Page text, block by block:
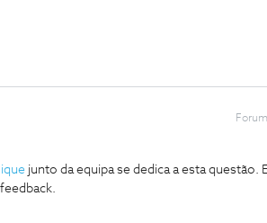
junto da equipa se dedica a esta questão.